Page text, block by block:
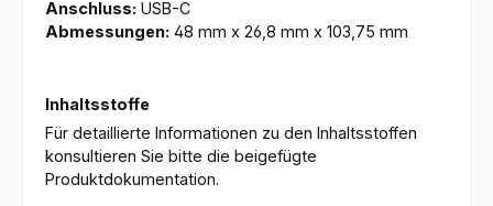
Anschluss: USB-C
Abmessungen: 48 mm x 26,8 mm x 103,75 mm
Inhaltsstoffe
Für detaillierte Informationen zu den Inhaltsstoffen
konsultieren Sie bitte die beigefügte
Produktdokumentation.